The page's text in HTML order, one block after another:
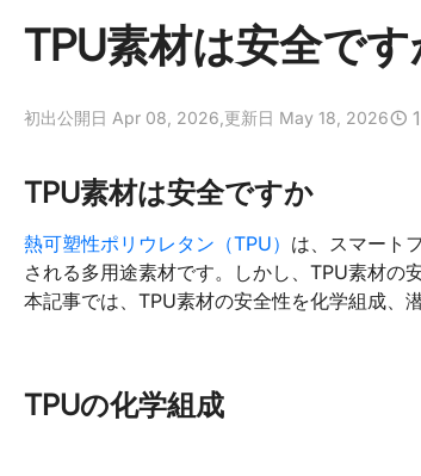
TPU素材は安全で
初出公開日 Apr 08, 2026, 更新日 May 18, 2026
TPU素材は安全ですか
熱可塑性ポリウレタン（TPU） は、スマート
される多用途素材です。しかし、TPU素材の
本記事では、TPU素材の安全性を化学組成、
TPUの化学組成